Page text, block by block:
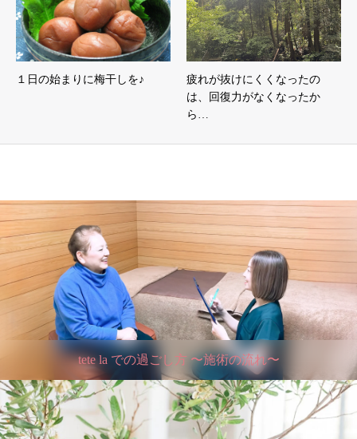
１日の始まりに梅干しを♪
疲れが抜けにくくなったの
は、回復力がなくなったか
ら…
tete la での過ごし方 〜施術の流れ〜